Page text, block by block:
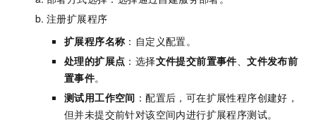
注册扩展程序
扩展程序名称 ：自定义配置。
处理的扩展点 ：选择文件提交前置事件 、文件发布前
置事件。
测试用工作空间 ：配置后，可在扩展性程序创建好，
但并未提交前针对该空间内进行扩展程序测试。